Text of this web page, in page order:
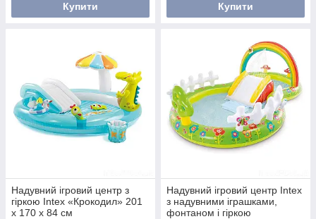
Купити Купити
Надувний ігровий центр з
гіркою Intex «Крокодил» 201
х 170 х 84 см
Надувний ігровий центр Intex
з надувними іграшками,
фонтаном і гіркою